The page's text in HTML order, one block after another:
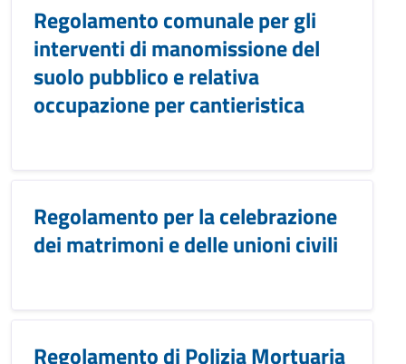
Regolamento comunale per gli
interventi di manomissione del
suolo pubblico e relativa
occupazione per cantieristica
Regolamento per la celebrazione
dei matrimoni e delle unioni civili
Regolamento di Polizia Mortuaria